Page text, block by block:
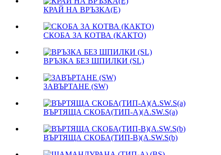
КРАЙ НА ВРЪЗКА(E)
СКОБА ЗА КОТВА (КАКТО)
ВРЪЗКА БЕЗ ШПИЛКИ (SL)
ЗАВЪРТАНЕ (SW)
ВЪРТЯЩА СКОБА(ТИП-A)(A.SW.S(a)
ВЪРТЯЩА СКОБА(ТИП-B)(A.SW.S(b)